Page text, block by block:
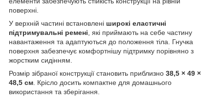
поверхні.
У верхній частині встановлені широкі еластичні
підтримувальні ремені , які приймають на себе частину
навантаження та адаптуються до положення тіла. Гнучка
поверхня забезпечує комфортнішу підтримку порівняно з
жорстким сидінням.
Розмір зібраної конструкції становить приблизно 38,5 × 49 ×
48,5 см . Крісло досить компактне для домашнього
використання та зберігання.